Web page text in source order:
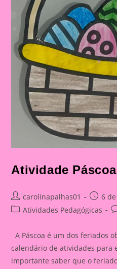
Atividade Páscoa
Post
author:
carolinapalhas01
Post6
PostAtividades Pedagógicas
A Páscoa é um dos feriados
calendário de atividades para
importante saber que o